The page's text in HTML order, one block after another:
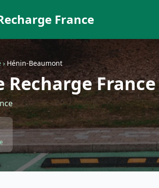
France
› Hénin-Beaumont
Recharge